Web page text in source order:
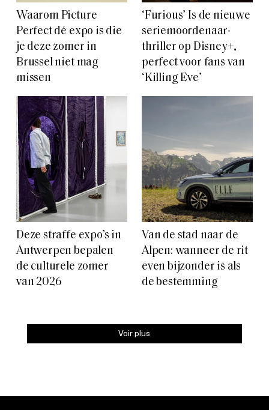
Waarom Picture
Perfect dé expo is die
je deze zomer in
Brussel niet mag
missen
‘Furious’ Is de nieuwe
seriemoordenaar-
thriller op Disney+,
perfect voor fans van
‘Killing Eve’
Deze straffe expo’s in
Antwerpen bepalen
de culturele zomer
van 2026
Van de stad naar de
Alpen: wanneer de rit
even bijzonder is als
de bestemming
Voir plus